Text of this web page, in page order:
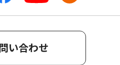
い合わせ